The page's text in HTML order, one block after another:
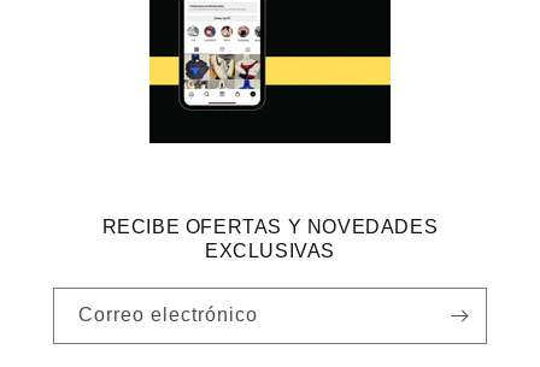
RECIBE OFERTAS Y NOVEDADES
EXCLUSIVAS
Correo electrónico